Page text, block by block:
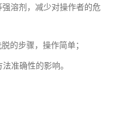
强溶剂，减少对操作者的危
的步骤，操作简单；
准确性的影响。